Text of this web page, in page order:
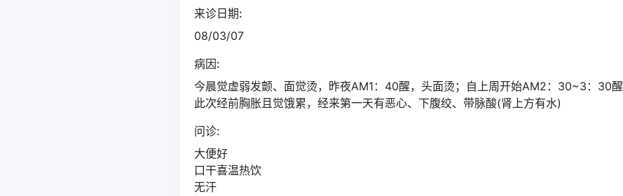
来诊日期:
08/03/07
病因:
今晨觉虚弱发颤、面觉烫，昨夜AM1：40醒，头面烫；自上周开始AM2：30~3：30醒
此次经前胸胀且觉饿累，经来第一天有恶心、下腹绞、带脉酸(肾上方有水)
问诊:
大便好
口干喜温热饮
无汗